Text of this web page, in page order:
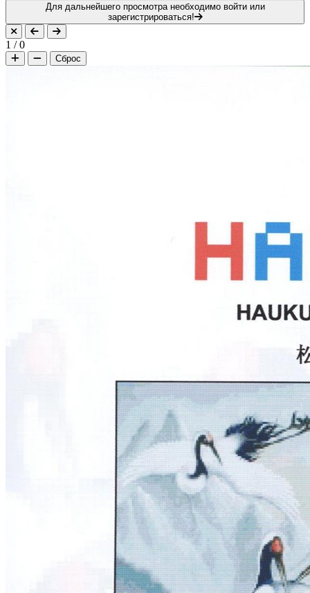
Для дальнейшего просмотра необходимо войти или
зарегистрироваться!
1 /0
Сброс